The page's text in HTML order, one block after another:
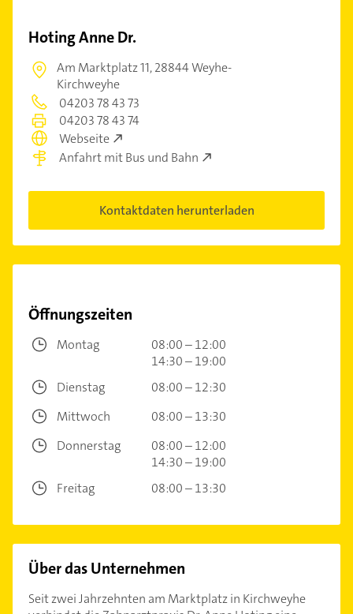
Hoting Anne Dr.
Am Marktplatz 11,28844 Weyhe-
Kirchweyhe
04203 78 43 73
04203 78 43 74
Webseite
Anfahrt mit Bus und Bahn
Kontaktdaten herunterladen
Öffnungszeiten
Montag
08:00 – 12:00
14:30 – 19:00
Dienstag
08:00 – 12:30
Mittwoch
08:00 – 13:30
Donnerstag
08:00 – 12:00
14:30 – 19:00
Freitag
08:00 – 13:30
Über das Unternehmen
Seit zwei Jahrzehnten am Marktplatz in Kirchweyhe